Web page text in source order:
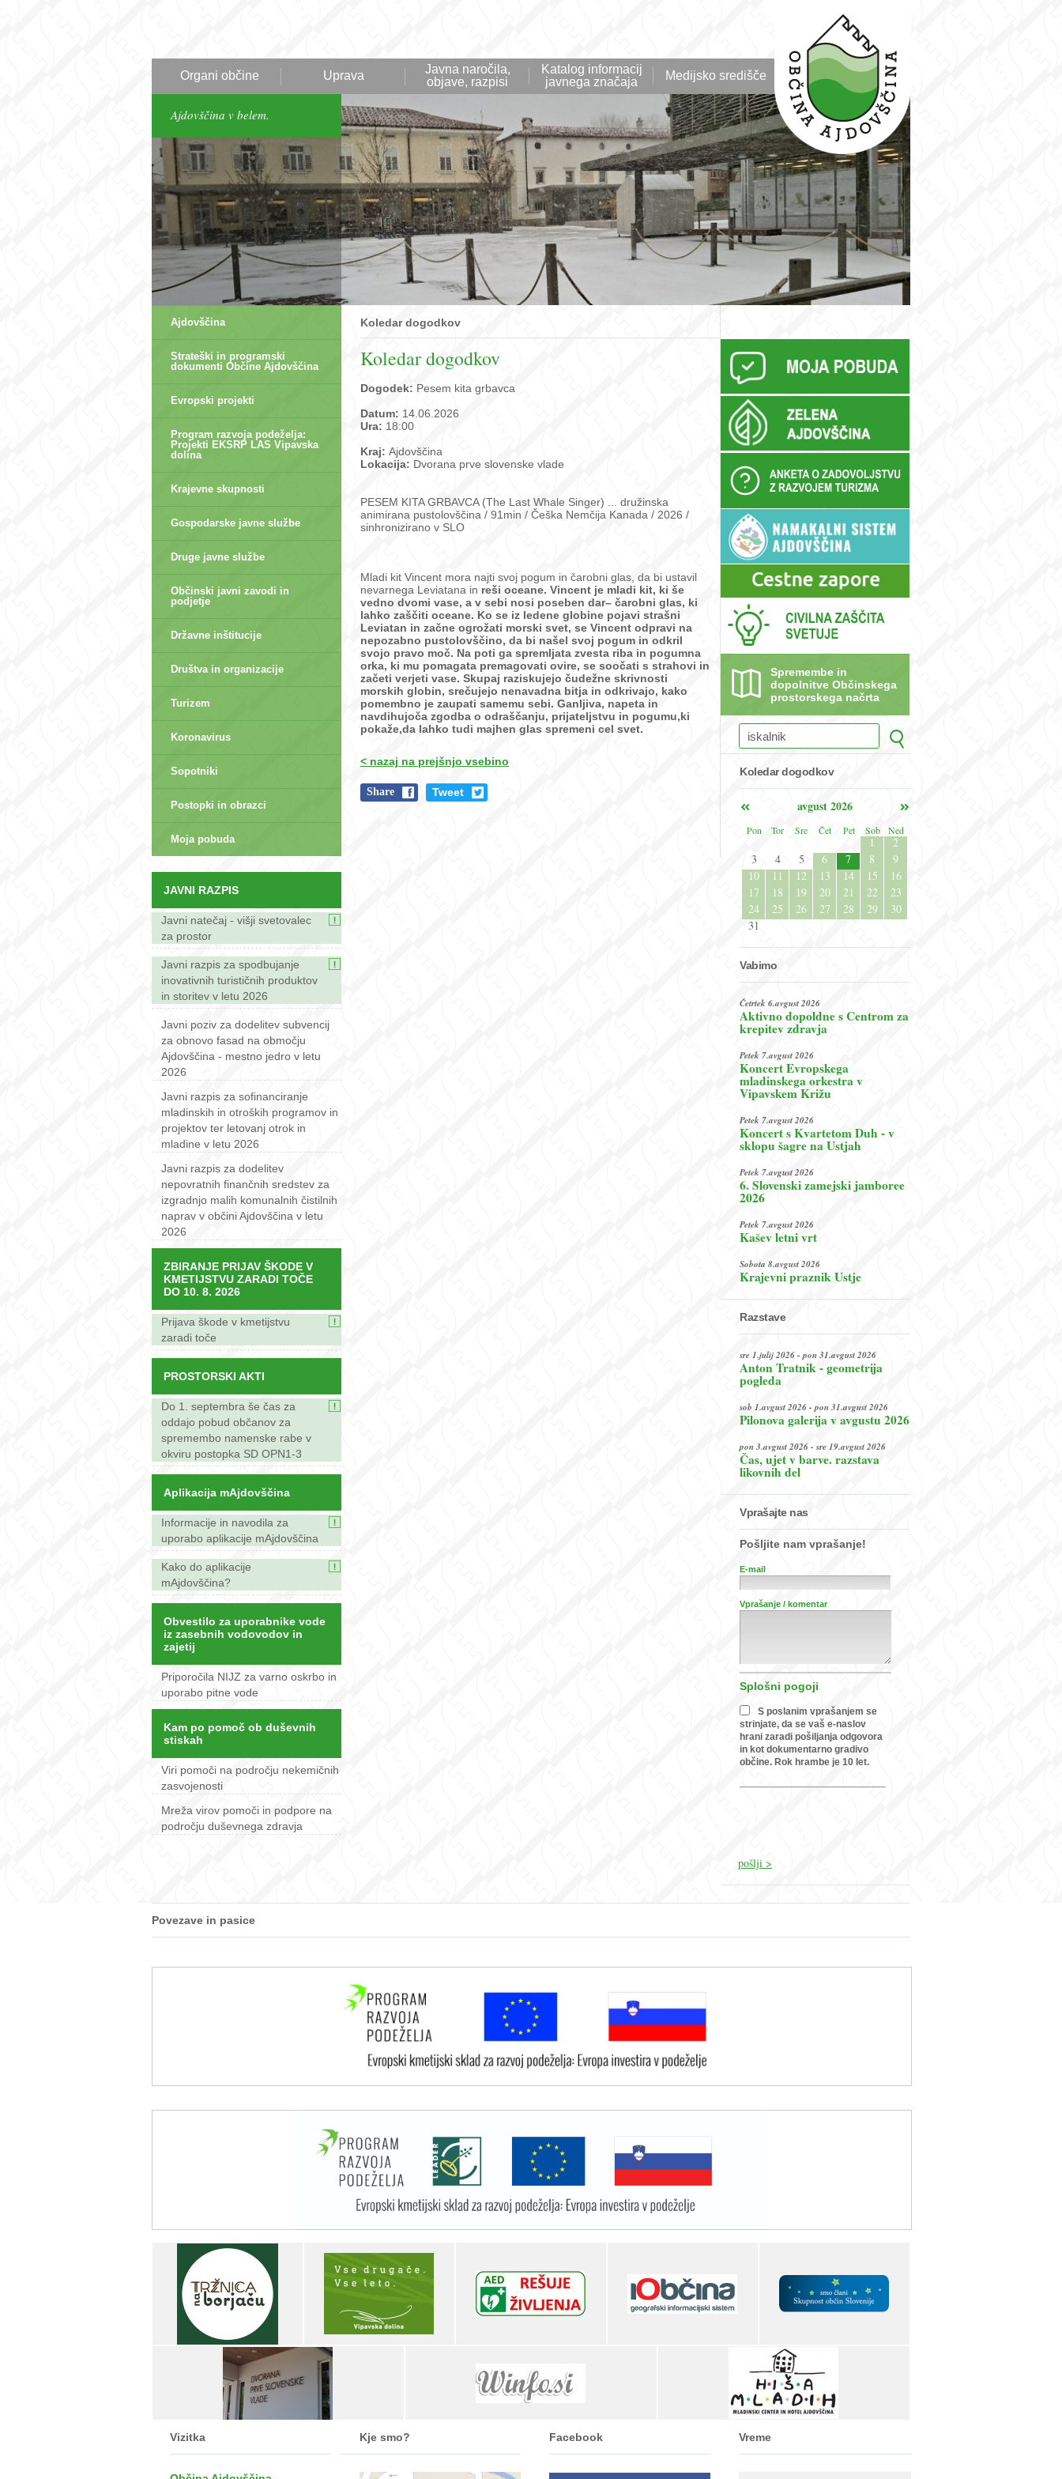
Organi občine Uprava
Javna naročila,
objave, razpisi
Katalog informacij
javnega značaja
Medijsko središče
Ajdovščina v belem.
Ajdovščina
Strateški in programski
dokumenti Občine Ajdovščina
Evropski projekti
Program razvoja podeželja:
Projekti EKSRP LAS Vipavska
dolina
Krajevne skupnosti
Gospodarske javne službe
Druge javne službe
Občinski javni zavodi in
podjetje
Državne inštitucije
Društva in organizacije
Turizem
Koronavirus
Sopotniki
Postopki in obrazci
Moja pobuda
JAVNI RAZPIS
Javni natečaj - višji svetovalec
za prostor
Javni razpis za spodbujanje
inovativnih turističnih produktov
in storitev v letu 2026
Javni poziv za dodelitev subvencij
za obnovo fasad na območju
Ajdovščina - mestno jedro v letu
2026
Javni razpis za sofinanciranje
mladinskih in otroških programov in
projektov ter letovanj otrok in
mladine v letu 2026
Javni razpis za dodelitev
nepovratnih finančnih sredstev za
izgradnjo malih komunalnih čistilnih
naprav v občini Ajdovščina v letu
2026
ZBIRANJE PRIJAV ŠKODE V
KMETIJSTVU ZARADI TOČE
DO 10. 8. 2026
Prijava škode v kmetijstvu
zaradi toče
PROSTORSKI AKTI
Do 1. septembra še čas za
oddajo pobud občanov za
spremembo namenske rabe v
okviru postopka SD OPN1-3
Aplikacija mAjdovščina
Informacije in navodila za
uporabo aplikacije mAjdovščina
Kako do aplikacije
mAjdovščina?
Obvestilo za uporabnike vode
iz zasebnih vodovodov in
zajetij
Priporočila NIJZ za varno oskrbo in
uporabo pitne vode
Kam po pomoč ob duševnih
stiskah
Viri pomoči na področju nekemičnih
zasvojenosti
Mreža virov pomoči in podpore na
področju duševnega zdravja
Koledar dogodkov
Koledar dogodkov
Dogodek: Pesem kita grbavca
Datum: 14.06.2026
Ura: 18:00
Kraj: Ajdovščina
Lokacija: Dvorana prve slovenske vlade
PESEM KITA GRBAVCA (The Last Whale Singer) ... družinska
animirana pustolovščina / 91min / Češka Nemčija Kanada / 2026 /
sinhronizirano v SLO
Mladi kit Vincent mora najti svoj pogum in čarobni glas, da bi ustavil
nevarnega Leviatana in reši oceane. Vincent je mladi kit, ki še
vedno dvomi vase, a v sebi nosi poseben dar– čarobni glas, ki
lahko zaščiti oceane. Ko se iz ledene globine pojavi strašni
Leviatan in začne ogrožati morski svet, se Vincent odpravi na
nepozabno pustolovščino, da bi našel svoj pogum in odkril
svojo pravo moč. Na poti ga spremljata zvesta riba in pogumna
orka, ki mu pomagata premagovati ovire, se soočati s strahovi in
začeti verjeti vase. Skupaj raziskujejo čudežne skrivnosti
morskih globin, srečujejo nenavadna bitja in odkrivajo, kako
pomembno je zaupati samemu sebi. Ganljiva, napeta in
navdihujoča zgodba o odraščanju, prijateljstvu in pogumu,ki
pokaže,da lahko tudi majhen glas spremeni cel svet.
< nazaj na prejšnjo vsebino
Share Tweet
Spremembe in
dopolnitve Občinskega
prostorskega načrta
Koledar dogodkov
avgust 2026
Pon
Tor Sre Čet Pet Sob Ned
1
2
3
4 5 6 7 8
9
10
11 12 13 14 15
16
17
18 19 20 21 22
23
24
25 26 27 28 29
30
31
Vabimo
Četrtek 6.avgust 2026
Aktivno dopoldne s Centrom za
krepitev zdravja
Petek 7.avgust 2026
Koncert Evropskega
mladinskega orkestra v
Vipavskem Križu
Petek 7.avgust 2026
Koncert s Kvartetom Duh - v
sklopu šagre na Ustjah
Petek 7.avgust 2026
6. Slovenski zamejski jamboree
2026
Petek 7.avgust 2026
Kašev letni vrt
Sobota 8.avgust 2026
Krajevni praznik Ustje
Razstave
sre 1.julij 2026 - pon 31.avgust 2026
Anton Tratnik - geometrija
pogleda
sob 1.avgust 2026 - pon 31.avgust 2026
Pilonova galerija v avgustu 2026
pon 3.avgust 2026 - sre 19.avgust 2026
Čas, ujet v barve. razstava
likovnih del
Vprašajte nas
Pošljite nam vprašanje!
E-mail
Vprašanje / komentar
Splošni pogoji
S poslanim vprašanjem se
strinjate, da se vaš e-naslov
hrani zaradi pošiljanja odgovora
in kot dokumentarno gradivo
občine. Rok hrambe je 10 let.
Povezave in pasice
Vizitka Kje smo? Facebook Vreme